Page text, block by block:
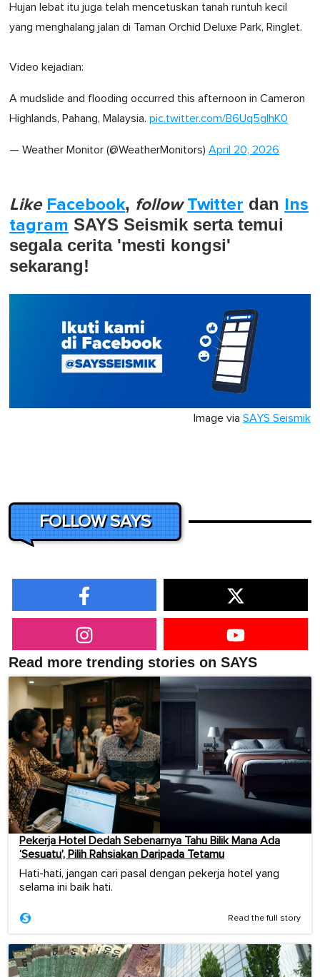
Hujan lebat itu juga telah mencetuskan tanah runtuh kecil
yang menghalang jalan di Taman Orchid Deluxe Park, Ringlet.
Video kejadian:
A mudslide and flooding occurred this afternoon in Cameron
Highlands, Pahang, Malaysia. pic.twitter.com/B6Uq5glhK0
— Weather Monitor (@WeatherMonitors) April 20, 2026
Like Facebook, follow Twitter dan Ins
tagram SAYS Seismik serta temui
segala cerita 'mesti kongsi'
sekarang!
Image via SAYS Seismik
FOLLOW SAYS
Read more trending stories on SAYS
Pekerja Hotel Dedah Sebenarnya Tahu Bilik Mana Ada
‘Sesuatu’, Pilih Rahsiakan Daripada Tetamu
Hati-hati, jangan cari pasal dengan pekerja hotel yang
selama ini baik hati.
Read the full story